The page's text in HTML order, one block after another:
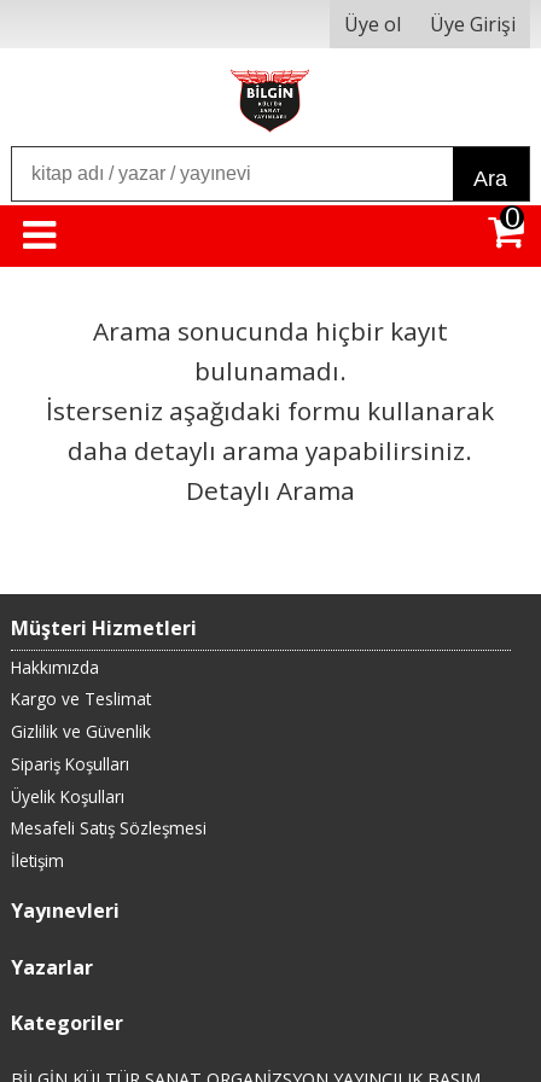
Üye ol Üye Girişi
Ara
0
Arama sonucunda hiçbir kayıt
bulunamadı.
İsterseniz aşağıdaki formu kullanarak
daha detaylı arama yapabilirsiniz.
Detaylı Arama
Müşteri Hizmetleri
Hakkımızda
Kargo ve Teslimat
Gizlilik ve Güvenlik
Sipariş Koşulları
Üyelik Koşulları
Mesafeli Satış Sözleşmesi
İletişim
Yayınevleri
Yazarlar
Kategoriler